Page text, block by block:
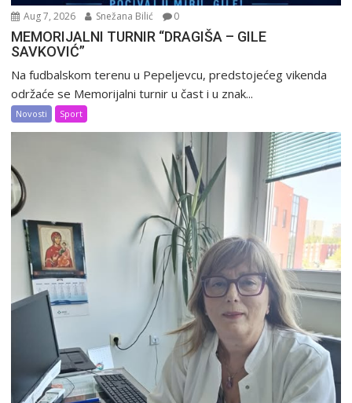
Aug 7, 2026 Snežana Bilić 0
MEMORIJALNI TURNIR “DRAGIŠA – GILE
SAVKOVIĆ”
Na fudbalskom terenu u Pepeljevcu, predstojećeg vikenda
održaće se Memorijalni turnir u čast i u znak...
Novosti Sport